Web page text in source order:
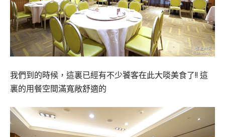
我們到的時候，這裏已經有不少饕客在此大啖美食了!! 這
裏的用餐空間滿寬敞舒適的